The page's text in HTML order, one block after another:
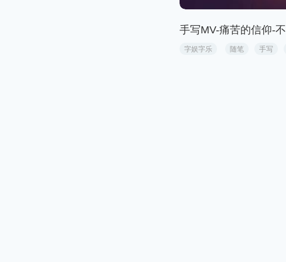
手写MV-痛苦的信仰-不
字娱字乐 随笔 手写